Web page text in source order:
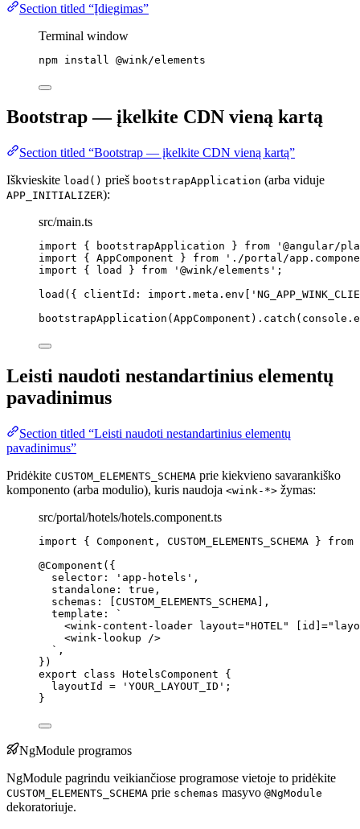
Section titled “Įdiegimas”
Terminal window
npm install @wink/elements
Bootstrap — įkelkite CDN vieną kartą
Section titled “Bootstrap — įkelkite CDN vieną kartą”
Iškvieskite load() prieš bootstrapApplication (arba viduje
APP_INITIALIZER):
src/main.ts
import { bootstrapApplication } from ' @angular/
import { AppComponent } from ' ./portal/
import { load } from ' @wink/elements ' ;
load ({ clientId: import. meta . env '
bootstrapApplication (AppComponent) . catch (console .
Leisti naudoti nestandartinius elementų
pavadinimus
Section titled “Leisti naudoti nestandartinius elementų
pavadinimus”
Pridėkite CUSTOM_ELEMENTS_SCHEMA prie kiekvieno savarankiško
komponento (arba modulio), kuris naudoja <wink-*> žymas:
src/portal/hotels/hotels.component.ts
import { Component, CUSTOM_ELEMENTS_SCHEMA } from
@Component ({
selector:
' app-hotels ' ,
standalone: true ,
schemas: [ CUSTOM_ELEMENTS_SCHEMA ],
template:
`
<wink-content-loader layout="HOTEL"
<wink-lookup />
` ,
})
export
class HotelsComponent {
layoutId = ' YOUR_LAYOUT_ID ' ;
}
NgModule programos
NgModule pagrindu veikiančiose programose vietoje to pridėkite
CUSTOM_ELEMENTS_SCHEMA prie schemas masyvo @NgModule
dekoratoriuje.